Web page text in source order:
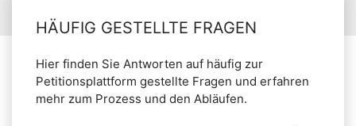
HÄUFIG GESTELLTE FRAGEN
Hier finden Sie Antworten auf häufig zur
Petitionsplattform gestellte Fragen und erfahren
mehr zum Prozess und den Abläufen.